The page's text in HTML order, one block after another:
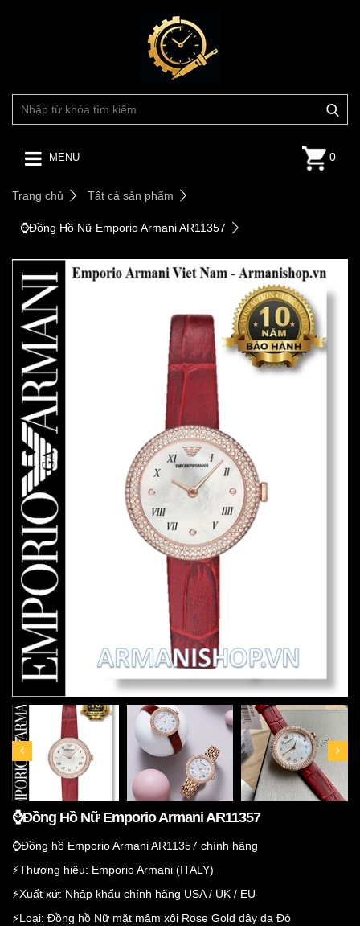
MENU 0
Trang chủ Tất cả sản phẩm
⌚️Đồng Hồ Nữ Emporio Armani AR11357
⌚️Đồng Hồ Nữ Emporio Armani AR11357
⌚️Đồng hồ Emporio Armani AR11357 chính hãng
⚡️Thương hiệu: Emporio Armani (ITALY)
⚡️Xuất xứ: Nhập khẩu chính hãng USA / UK / EU
⚡️Loại: Đồng hồ Nữ mặt mâm xôi Rose Gold dây da Đỏ